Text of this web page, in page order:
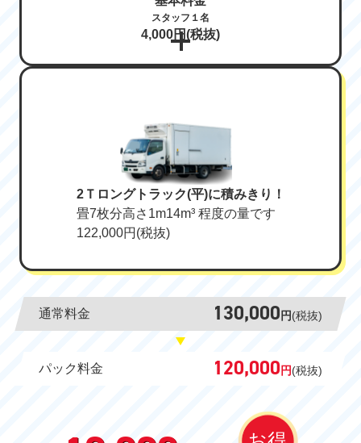
スタッフ１名
4,000円(税抜)
2Ｔロングトラック(平)に積みきり！
畳7枚分高さ1m14m³ 程度の量です
122,000円(税抜)
通常料金 130,000 円(税抜)
パック料金 120,000 円(税抜)